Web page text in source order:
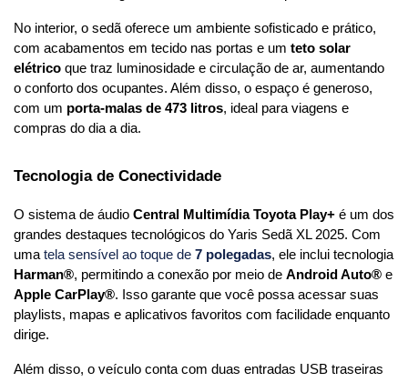
No interior, o sedã oferece um ambiente sofisticado e prático,
com acabamentos em tecido nas portas e um teto solar
elétrico que traz luminosidade e circulação de ar, aumentando
o conforto dos ocupantes. Além disso, o espaço é generoso,
com um porta-malas de 473 litros, ideal para viagens e
compras do dia a dia.
Tecnologia de Conectividade
O sistema de áudio Central Multimídia Toyota Play+ é um dos
grandes destaques tecnológicos do Yaris Sedã XL 2025. Com
uma tela sensível ao toque de 7 polegadas
Harman®, permitindo a conexão por meio de Android Auto®
Apple CarPlay®. Isso garante que você possa acessar suas
playlists, mapas e aplicativos favoritos com facilidade enquanto
dirige.
Além disso, o veículo conta com duas entradas USB traseiras